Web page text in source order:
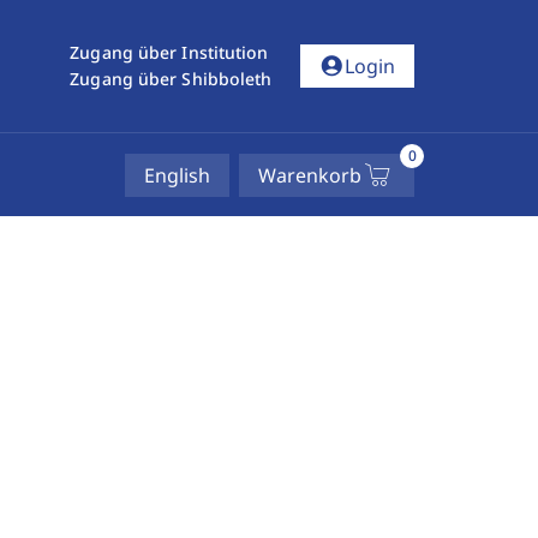
Zugang über Institution
Zugang über Shibboleth
account_circleLogin
English Warenkorb
0